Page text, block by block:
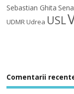
Sebastian Ghita
UDMRUdrea USL
Comentarii